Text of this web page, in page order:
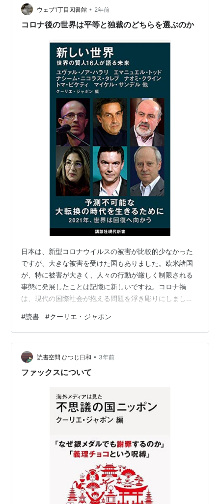
ウェブ1丁目図書館 • 2年前
コロナ後の世界は平等と独裁のどちらを選ぶのか
日本は、新型コロナウイルスの被害が比較的少なかった
ですが、大きな被害を受けた国もありました。欧米諸国
が、特に被害が大きく、人々の行動が厳しく制限される
事態に発展したことは記憶に新しいですね。コロナ禍
は、現代の国際社会が抱える問題を浮き彫りにしまし
題も見えてきました。
#読書 #クーリエ・ジャポン
読書空間 ひつじ日和 • 3年前
ファックスについて